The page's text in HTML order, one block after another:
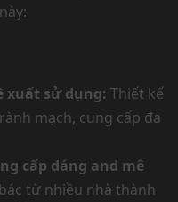
xuất sử dụng: Thiết kế
mạch, cung cấp đa
cấp dáng and mê
từ nhiều nhà thành